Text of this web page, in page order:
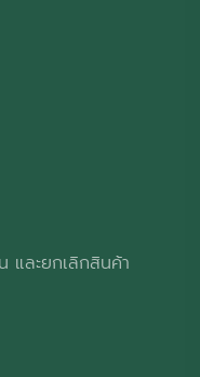
และยกเลิกสินค้า